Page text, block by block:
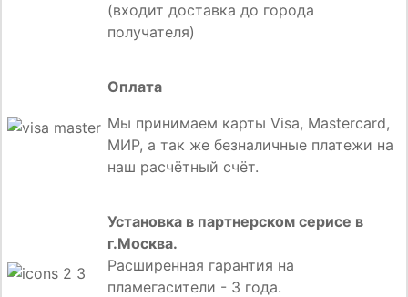
(входит доставка до города
получателя)
Оплата
Мы принимаем карты Visa, Mastercard,
МИР, а так же безналичные платежи на
наш расчётный счёт.
Установка в партнерском серисе в
г.Москва.
Расширенная гарантия на
пламегасители - 3 года.